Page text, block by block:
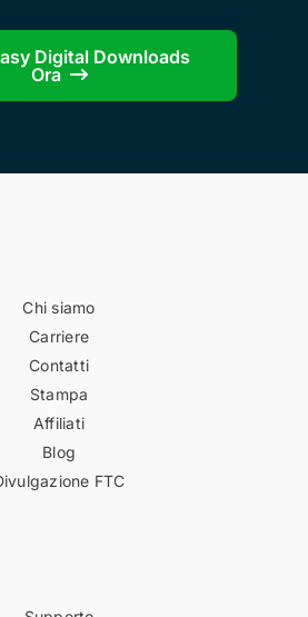
Digital Downloads
Ora
Chi siamo
Carriere
Contatti
Stampa
Affiliati
Blog
FTC